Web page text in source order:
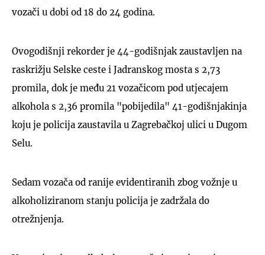
vozači u dobi od 18 do 24 godina.
Ovogodišnji rekorder je 44-godišnjak zaustavljen na
raskrižju Selske ceste i Jadranskog mosta s 2,73
promila, dok je među 21 vozačicom pod utjecajem
alkohola s 2,36 promila "pobijedila" 41-godišnjakinja
koju je policija zaustavila u Zagrebačkoj ulici u Dugom
Selu.
Sedam vozača od ranije evidentiranih zbog vožnje u
alkoholiziranom stanju policija je zadržala do
otrežnjenja.